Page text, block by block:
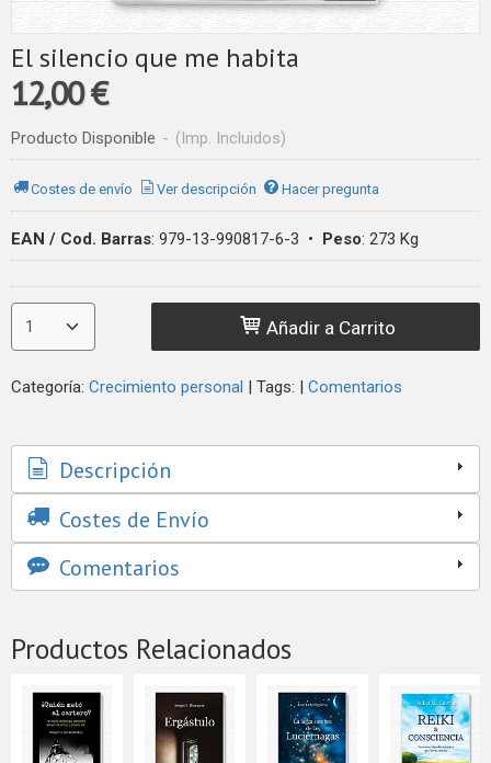
El silencio que me habita
12,00 €
Producto Disponible - (Imp. Incluidos)
Costes de envío Ver descripción Hacer pregunta
EAN / Cod. Barras: 979-13-990817-6-3 • Peso: 273 Kg
Añadir a Carrito
Categoría: Crecimiento personal | Tags: | Comentarios
Descripción
Costes de Envío
Comentarios
Productos Relacionados